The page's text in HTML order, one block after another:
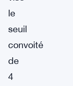
le
seuil
convoité
de
4